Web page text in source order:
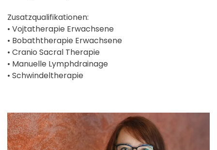
Zusatzqualifikationen:
• Vojtatherapie Erwachsene
• Bobaththerapie Erwachsene
• Cranio Sacral Therapie
• Manuelle Lymphdrainage
• Schwindeltherapie